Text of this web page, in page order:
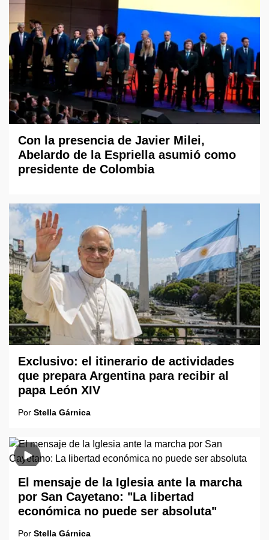
Con la presencia de Javier Milei,
Abelardo de la Espriella asumió como
presidente de Colombia
Exclusivo: el itinerario de actividades
que prepara Argentina para recibir al
papa León XIV
Por Stella Gárnica
El mensaje de la Iglesia ante la marcha
por San Cayetano: "La libertad
económica no puede ser absoluta"
Por Stella Gárnica